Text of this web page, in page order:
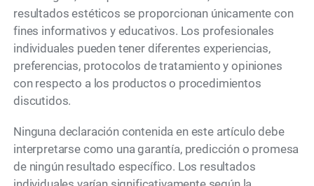
resultados estéticos se proporcionan únicamente con
fines informativos y educativos. Los profesionales
individuales pueden tener diferentes experiencias,
preferencias, protocolos de tratamiento y opiniones
con respecto a los productos o procedimientos
discutidos.
Ninguna declaración contenida en este artículo debe
interpretarse como una garantía, predicción o promesa
de ningún resultado específico. Los resultados